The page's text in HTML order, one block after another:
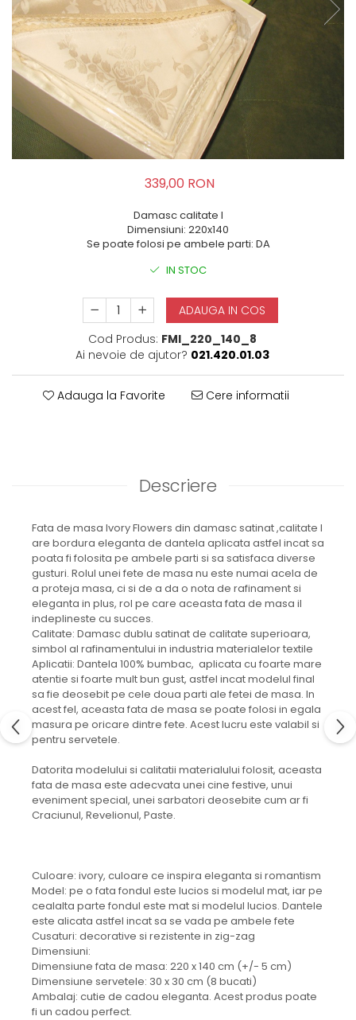
339,00 RON
Damasc calitate I
Dimensiuni: 220x140
Se poate folosi pe ambele parti: DA
IN STOC
ADAUGA IN COS
Cod Produs: FMI_220_140_8
Ai nevoie de ajutor? 021.420.01.03
Adauga la Favorite Cere informatii
Descriere
Fata de masa Ivory Flowers din damasc satinat ,calitate I
are bordura eleganta de dantela aplicata astfel incat sa
poata fi folosita pe ambele parti si sa satisfaca diverse
gusturi. Rolul unei fete de masa nu este numai acela de
a proteja masa, ci si de a da o nota de rafinament si
eleganta in plus, rol pe care aceasta fata de masa il
indeplineste cu succes.
Calitate: Damasc dublu satinat de calitate superioara,
simbol al rafinamentului in industria materialelor textile
Aplicatii: Dantela 100% bumbac, aplicata cu foarte mare
atentie si foarte mult bun gust, astfel incat modelul final
sa fie deosebit pe cele doua parti ale fetei de masa. In
acest fel, aceasta fata de masa se poate folosi in egala
masura pe oricare dintre fete. Acest lucru este valabil si
pentru servetele.
Datorita modelului si calitatii materialului folosit, aceasta
fata de masa este adecvata unei cine festive, unui
eveniment special, unei sarbatori deosebite cum ar fi
Craciunul, Revelionul, Paste.
Culoare: ivory, culoare ce inspira eleganta si romantism
Model: pe o fata fondul este lucios si modelul mat, iar pe
cealalta parte fondul este mat si modelul lucios. Dantele
este alicata astfel incat sa se vada pe ambele fete
Cusaturi: decorative si rezistente in zig-zag
Dimensiuni:
Dimensiune fata de masa: 220 x 140 cm (+/- 5 cm)
Dimensiune servetele: 30 x 30 cm (8 bucati)
Ambalaj: cutie de cadou eleganta. Acest produs poate
fi un cadou perfect.